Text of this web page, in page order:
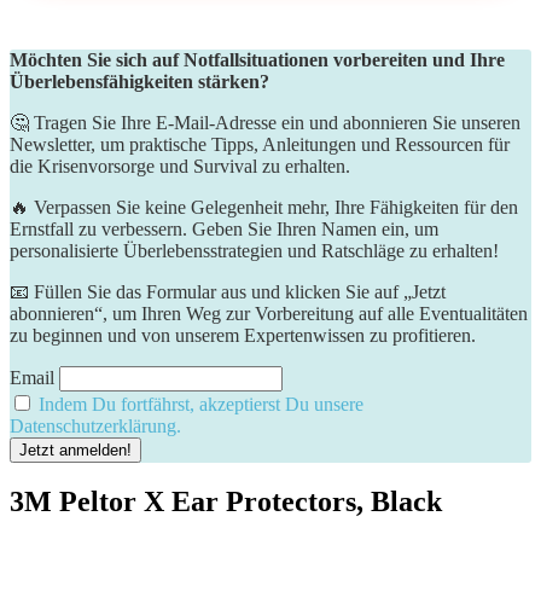
Möchten Sie sich auf Notfallsituationen vorbereiten und Ihre
Überlebensfähigkeiten stärken?
🤔 Tragen Sie Ihre E-Mail-Adresse ein und abonnieren Sie unseren
Newsletter, um praktische Tipps, Anleitungen und Ressourcen für
die Krisenvorsorge und Survival zu erhalten.
🔥 Verpassen Sie keine Gelegenheit mehr, Ihre Fähigkeiten für den
Ernstfall zu verbessern. Geben Sie Ihren Namen ein, um
personalisierte Überlebensstrategien und Ratschläge zu erhalten!
📧 Füllen Sie das Formular aus und klicken Sie auf „Jetzt
abonnieren“, um Ihren Weg zur Vorbereitung auf alle Eventualitäten
zu beginnen und von unserem Expertenwissen zu profitieren.
Email
Indem Du fortfährst, akzeptierst Du unsere
Datenschutzerklärung.
3M Peltor X Ear Protectors, Black